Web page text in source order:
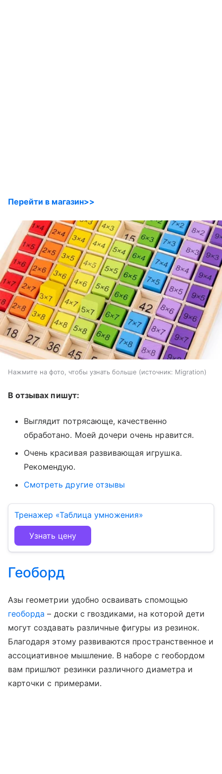
Перейти в магазин>>
Нажмите на фото, чтобы узнать больше источник: Migration
В отзывах пишут:
Выглядит потрясающе, качественно
обработано. Моей дочери очень нравится.
Очень красивая развивающая игрушка.
Рекомендую.
Смотреть другие отзывы
Тренажер «Таблица умножения»
Узнать цену
Геоборд
Азы геометрии удобно осваивать спомощью
геоборда – доски с гвоздиками, на которой дети
могут создавать различные фигуры из резинок.
Благодаря этому развиваются пространственное и
ассоциативное мышление. В наборе с геобордом
вам пришлют резинки различного диаметра и
карточки с примерами.